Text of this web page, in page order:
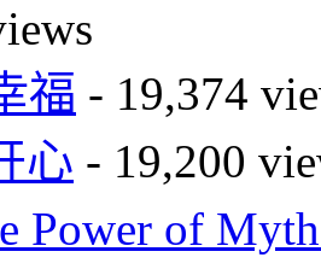
福 - 19,374
心 - 19,200
Power of